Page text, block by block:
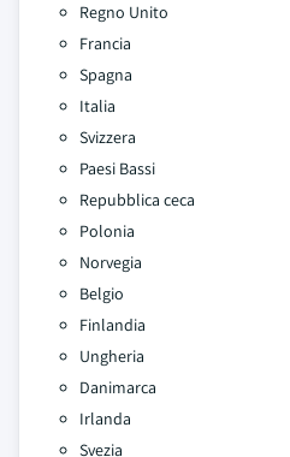
Regno Unito
Francia
Spagna
Italia
Svizzera
Paesi Bassi
Repubblica ceca
Polonia
Norvegia
Belgio
Finlandia
Ungheria
Danimarca
Irlanda
Svezia